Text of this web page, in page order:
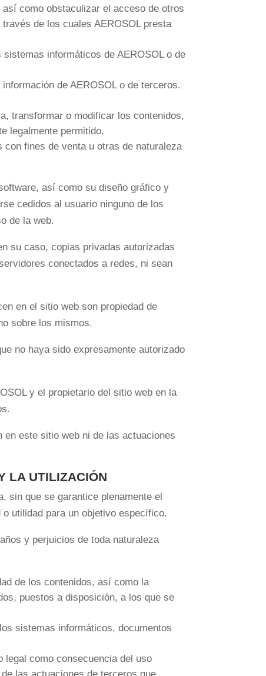
como obstaculizar el acceso de otros
de los cuales AEROSOL presta
informáticos de AEROSOL o de
de AEROSOL o de terceros.
transformar o modificar los contenidos,
legalmente permitido.
fines de venta u otras de naturaleza
así como su diseño gráfico y
cedidos al usuario ninguno de los
de la web.
su caso, copias privadas autorizadas
conectados a redes, ni sean
en el sitio web son propiedad de
sobre los mismos.
no haya sido expresamente autorizado
y el propietario del sitio web en la
este sitio web ni de las actuaciones
LA UTILIZACIÓN
sin que se garantice plenamente el
utilidad para un objetivo específico.
y perjuicios de toda naturaleza
de los contenidos, así como la
puestos a disposición, a los que se
sistemas informáticos, documentos
legal como consecuencia del uso